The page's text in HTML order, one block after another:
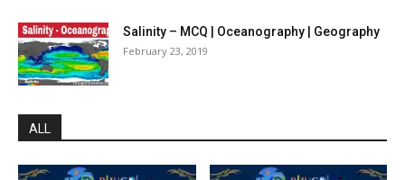
Salinity – MCQ | Oceanography | Geography
February 23, 2019
ALL